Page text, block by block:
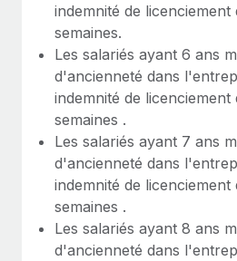
indemnité de licenciement
semaines.
Les salariés ayant 6 ans
d'ancienneté dans
indemnité de licenciement
semaines .
Les salariés ayant 7 ans
d'ancienneté dans
indemnité de licenciement
semaines .
Les salariés ayant 8 ans
d'ancienneté dans